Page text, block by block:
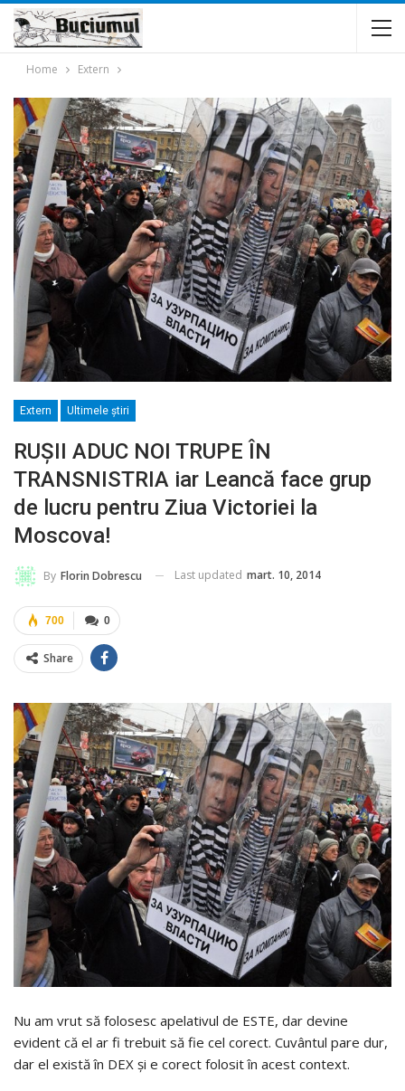
Home Extern
Extern Ultimele ştiri
RUŞII ADUC NOI TRUPE ÎN
TRANSNISTRIA iar Leancă face grup
de lucru pentru Ziua Victoriei la
Moscova!
By Florin Dobrescu Last updated mart. 10, 2014
0
700
Share
Nu am vrut să folosesc apelativul de ESTE, dar devine
evident că el ar fi trebuit să fie cel corect. Cuvântul pare dur,
dar el există în DEX şi e corect folosit în acest context.